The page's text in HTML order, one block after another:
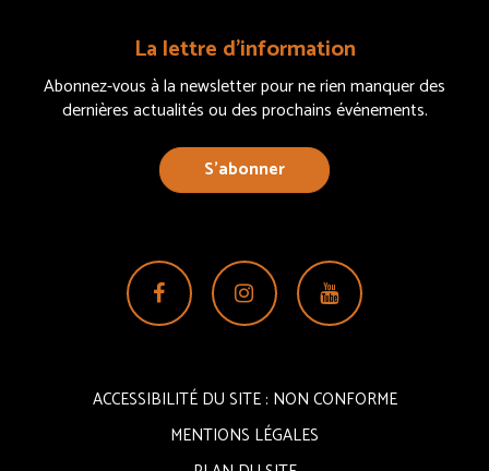
La lettre d’information
Abonnez-vous à la newsletter pour ne rien manquer des
dernières actualités ou des prochains événements.
S’abonner
Lien
vers
compte
Facebook
Lien
vers
compte
Instagram
Lien
vers
chaîne
ACCESSIBILITÉ DU SITE : NON CONFORME
MENTIONS LÉGALES